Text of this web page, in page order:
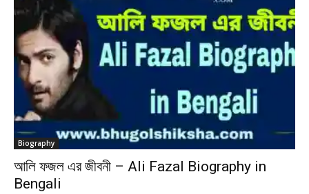
Biography
আলি ফজল এর জীবনী – Ali Fazal Biography in
Bengali